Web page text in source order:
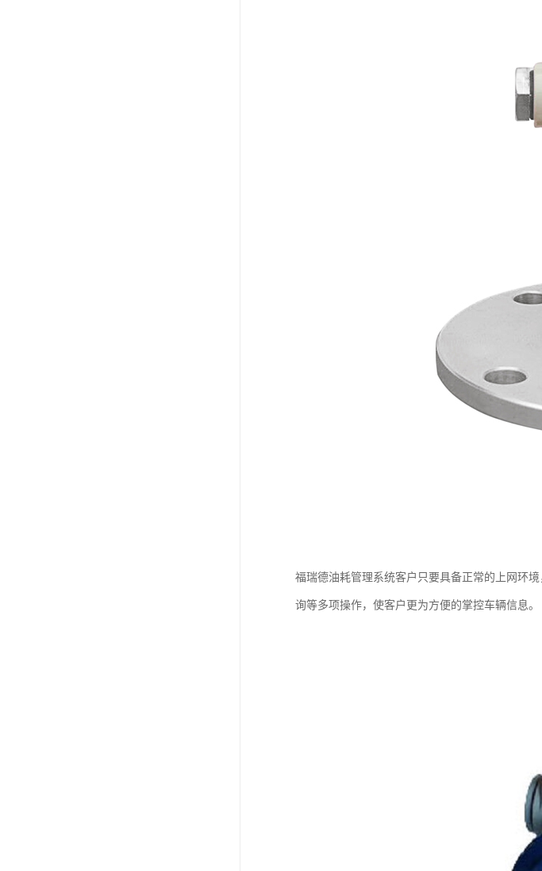
福瑞德油耗管理系统客户只要具备正常的上网环
询等多项操作，使客户更为方便的掌控车辆信息。